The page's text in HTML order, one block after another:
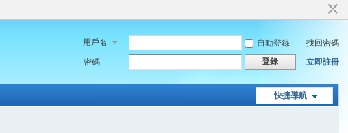
用戶名 自動登錄
找回密碼
密碼
登錄 立即註冊
快捷導航